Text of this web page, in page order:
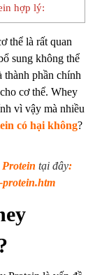
hợp lý:
thể là rất quan
sung không thể
phần chính
cơ thể. Whey
vì vậy mà nhiều
có hại không?
tại đây:
protein.htm